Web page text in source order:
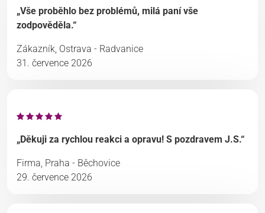
„Vše proběhlo bez problémů, milá paní vše
zodpověděla.“
Zákazník, Ostrava - Radvanice
31. července 2026
„Děkuji za rychlou reakci a opravu! S pozdravem J.S.“
Firma, Praha - Běchovice
29. července 2026